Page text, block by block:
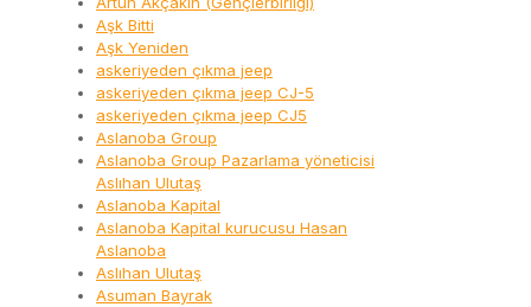
Aşk Bitti
Aşk Yeniden
askeriyeden çıkma jeep
askeriyeden çıkma jeep CJ-5
askeriyeden çıkma jeep CJ5
Aslanoba Group
Aslanoba Group Pazarlama yöneticisi
Aslıhan Ulutaş
Aslanoba Kapital
Aslanoba Kapital kurucusu Hasan
Aslanoba
Aslıhan Ulutaş
Asuman Bayrak